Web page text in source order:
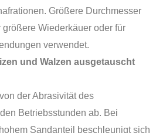
Größere Durchmesser
größere Wiederkäuer oder für
verwendet.
und Walzen ausgetauscht
der Abrasivität des
Betriebsstunden ab. Bei
Sandanteil beschleunigt sich